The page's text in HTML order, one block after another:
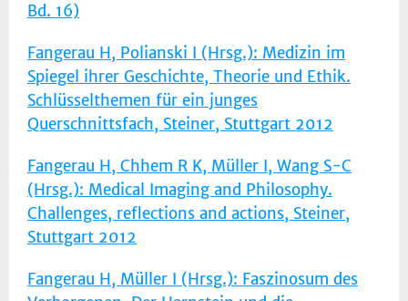
Bd. 16)
Fangerau H, Polianski I (Hrsg.): Medizin im
Spiegel ihrer Geschichte, Theorie und Ethik.
Schlüsselthemen für ein junges
Querschnittsfach, Steiner, Stuttgart 2012
Fangerau H, Chhem R K, Müller I, Wang S-C
(Hrsg.): Medical Imaging and Philosophy.
Challenges, reflections and actions, Steiner,
Stuttgart 2012
Fangerau H, Müller I (Hrsg.): Faszinosum des